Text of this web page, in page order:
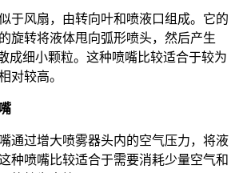
于风扇，由转向叶和喷液口组成。它的
旋转将液体甩向弧形喷头，然后产生
成细小颗粒。这种喷嘴比较适合于较为
对较高。
通过增大喷雾器头内的空气压力，将液
种喷嘴比较适合于需要消耗少量空气和